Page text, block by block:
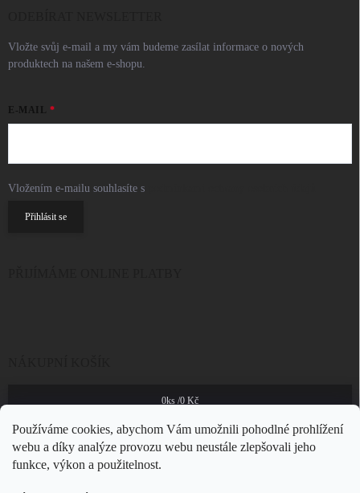
Používáme cookies, abychom Vám umožnili pohodlné prohlížení
webu a díky analýze provozu webu neustále zlepšovali jeho
funkce, výkon a použitelnost.
Vložte svůj e-mail a my vám budeme zasílat informace o nových
produktech na našem e-shopu.
E-MAIL
Vložením e-mailu souhlasíte s
Přihlásit se
0ks /0 Kč